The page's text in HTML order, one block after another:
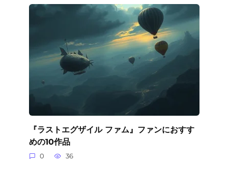
『ラストエグザイル ファム』ファンにおすす
めの10作品
0 36